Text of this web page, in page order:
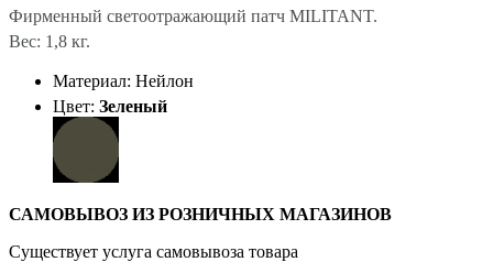
Фирменный светоотражающий патч MILITANT.
Вес: 1,8 кг.
Материал: Нейлон
Цвет: Зеленый
САМОВЫВОЗ ИЗ РОЗНИЧНЫХ МАГАЗИНОВ
Существует услуга самовывоза товара